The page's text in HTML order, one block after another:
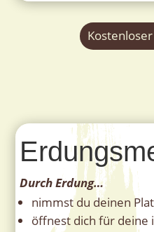
Durch Erdung…
nimmst du deinen
öffnest dich für deine